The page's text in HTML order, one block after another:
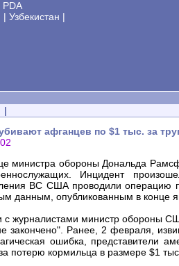
PDA
| Узбекистан |
|
афганцев по $1 тыс. за
министра обороны Дональда
Инцидент
ВС США проводили операцию
данным, опубликованным в конце
с журналистами министр обороны
закончено". Ранее, 2 февраля,
ошибка, представители
потерю кормильца в размере $1